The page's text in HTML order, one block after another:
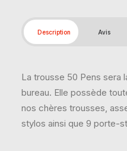
Description Avis
La trousse 50 Pens sera
bureau. Elle possède
nos chères trousses,
stylos ainsi que 9 porte-